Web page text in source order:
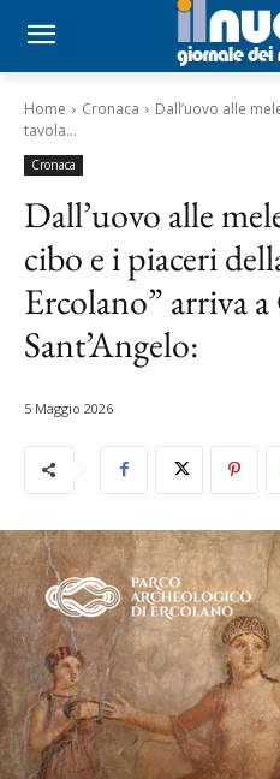
Home Cronaca
Dall’uovo alle
tavola...
Cronaca
Dall’uovo alle
cibo e i piaceri
Ercolano” arriva a
Sant’Angelo:
5 Maggio 2026